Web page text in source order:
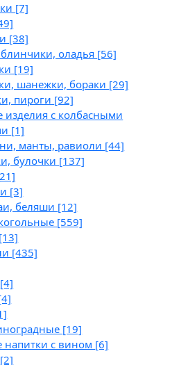
[7]
[38]
оладья [56]
[19]
шанежки, бораки [29]
пироги [92]
с колбасными
[1]
манты, равиоли [44]
булочки [137]
[3]
беляши [12]
[559]
[13]
[435]
[4]
[19]
напитки с вином [6]
[2]